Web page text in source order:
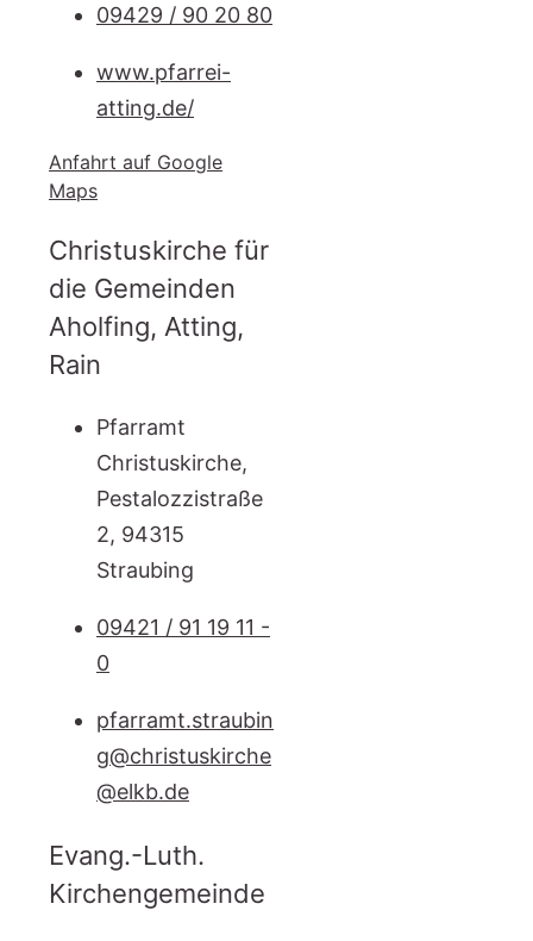
09429 / 90 20 80
www.pfarrei-
atting.de/
Anfahrt auf Google
Maps
Christuskirche für
die Gemeinden
Aholfing, Atting,
Rain
Pfarramt
Christuskirche,
Pestalozzistraße
2, 94315
Straubing
09421 / 91 19 11 -
0
pfarramt.straubin
g@christuskirche
@elkb.de
Evang.-Luth.
Kirchengemeinde